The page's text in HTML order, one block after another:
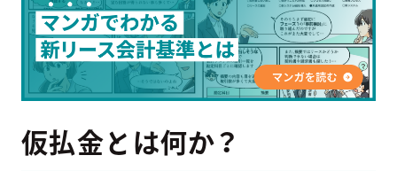
仮払金とは何か？